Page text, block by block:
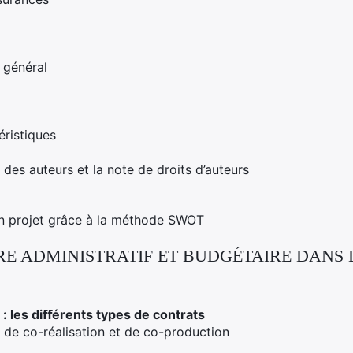
général
auteurs et la note de droits d’auteurs
projet grâce à la méthode SWOT
ADMINISTRATIF ET BUDGÉTAIRE DANS
: les diﬀérents types de contrats
de co-réalisation et de co-production